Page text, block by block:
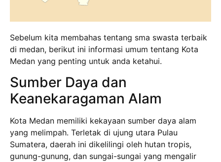
Sebelum kita membahas tentang sma swasta terbaik
di medan, berikut ini informasi umum tentang Kota
Medan yang penting untuk anda ketahui.
Sumber Daya dan
Keanekaragaman Alam
Kota Medan memiliki kekayaan sumber daya alam
yang melimpah. Terletak di ujung utara Pulau
Sumatera, daerah ini dikelilingi oleh hutan tropis,
gunung-gunung, dan sungai-sungai yang mengalir